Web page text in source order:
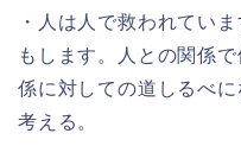
・人は人で救われてい
もします。人との関係
係に対しての道しるべ
考える。